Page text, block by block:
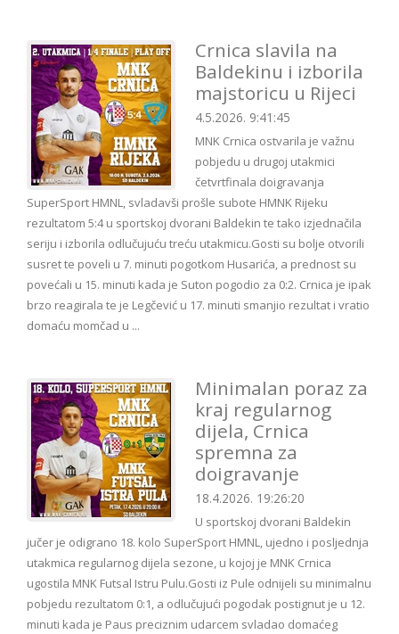
Crnica slavila na
Baldekinu i izborila
majstoricu u Rijeci
4.5.2026. 9:41:45
MNK Crnica ostvarila je važnu
pobjedu u drugoj utakmici
četvrtfinala doigravanja
SuperSport HMNL, svladavši prošle subote HMNK Rijeku
rezultatom 5:4 u sportskoj dvorani Baldekin te tako izjednačila
seriju i izborila odlučujuću treću utakmicu.Gosti su bolje otvorili
susret te poveli u 7. minuti pogotkom Husarića, a prednost su
povećali u 15. minuti kada je Suton pogodio za 0:2. Crnica je ipak
brzo reagirala te je Legčević u 17. minuti smanjio rezultat i vratio
domaću momčad u ...
Minimalan poraz za
kraj regularnog
dijela, Crnica
spremna za
doigravanje
18.4.2026. 19:26:20
U sportskoj dvorani Baldekin
jučer je odigrano 18. kolo SuperSport HMNL, ujedno i posljednja
utakmica regularnog dijela sezone, u kojoj je MNK Crnica
ugostila MNK Futsal Istru Pulu.Gosti iz Pule odnijeli su minimalnu
pobjedu rezultatom 0:1, a odlučujući pogodak postignut je u 12.
minuti kada je Paus preciznim udarcem svladao domaćeg